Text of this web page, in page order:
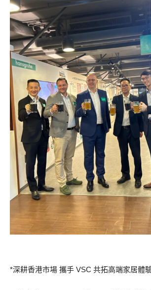
*深耕香港市場 攜手 VSC 共拓高端家居體